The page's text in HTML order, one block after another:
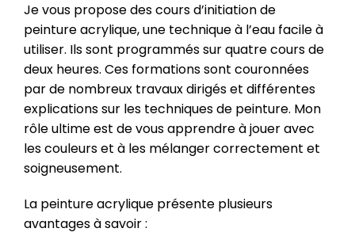
Je vous propose des cours d’initiation de
peinture acrylique, une technique à l’eau facile à
utiliser. Ils sont programmés sur quatre cours de
deux heures. Ces formations sont couronnées
par de nombreux travaux dirigés et différentes
explications sur les techniques de peinture. Mon
rôle ultime est de vous apprendre à jouer avec
les couleurs et à les mélanger correctement et
soigneusement.
La peinture acrylique présente plusieurs
avantages à savoir :